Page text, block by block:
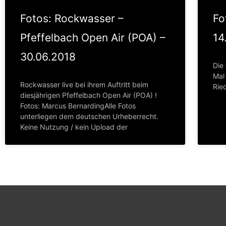
Fotos: Rockwasser –
Pfeffelbach Open Air (POA) –
30.06.2018
Rockwasser live bei ihrem Auftritt beim
diesjährigen Pfeffelbach Open Air (POA) !
Fotos: Marcus BernardingAlle Fotos
unterliegen dem deutschen Urheberrecht.
Keine Nutzung / kein Upload der
Die